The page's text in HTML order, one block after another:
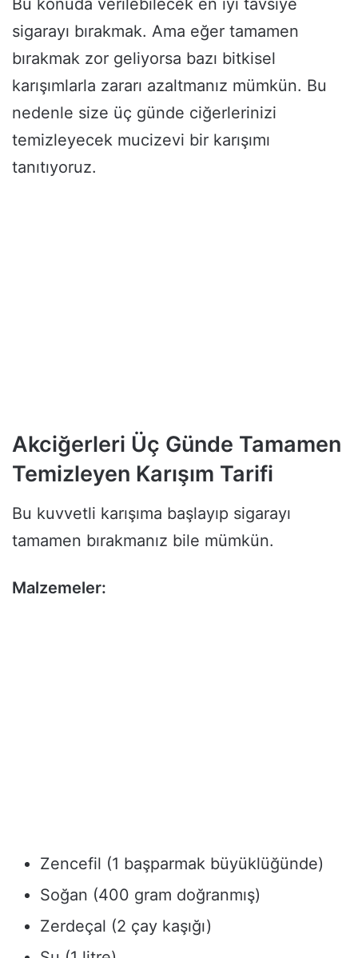
Bu konuda verilebilecek en iyi tavsiye
sigarayı bırakmak. Ama eğer tamamen
bırakmak zor geliyorsa bazı bitkisel
karışımlarla zararı azaltmanız mümkün. Bu
nedenle size üç günde ciğerlerinizi
temizleyecek mucizevi bir karışımı
tanıtıyoruz.
Akciğerleri Üç Günde Tamamen
Temizleyen Karışım Tarifi
Bu kuvvetli karışıma başlayıp sigarayı
tamamen bırakmanız bile mümkün.
Malzemeler:
Zencefil (1 başparmak büyüklüğünde)
Soğan (400 gram doğranmış)
Zerdeçal (2 çay kaşığı)